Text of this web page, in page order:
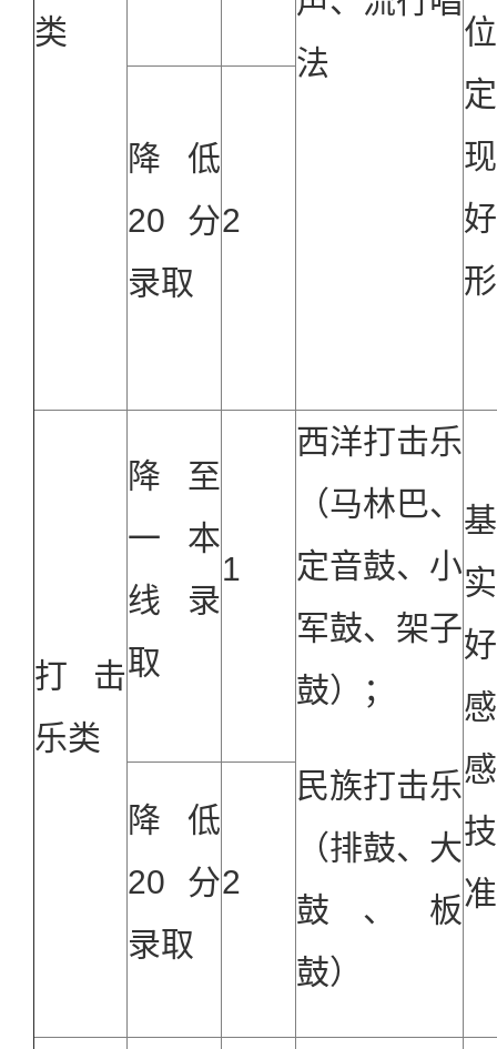
类
法
降低
20 分
录取
2
打击
乐类
降至
一本
线录
取
1
西洋打击乐
（马林巴、
定音鼓、小
军鼓、架子
鼓）；
民族打击乐
（排鼓、大
鼓、板
鼓）
降低
20 分
录取
2